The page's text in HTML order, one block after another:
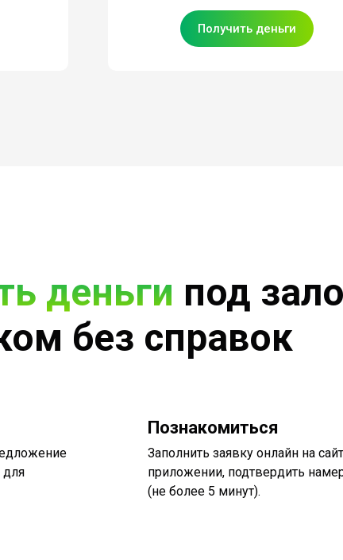
Получить деньги
деньги под
без справок
для
Познакомиться
Заполнить заявку онлайн на
приложении, подтвердить
(не более 5 минут).